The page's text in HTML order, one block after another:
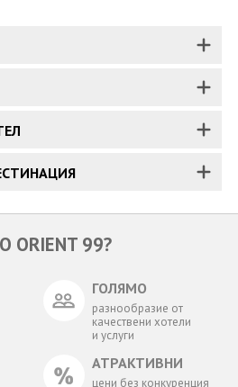
ORIENT 99?
ГОЛЯМО
разнообразие от
качествени хотели
и услуги
АТРАКТИВНИ
цени без конкуренция